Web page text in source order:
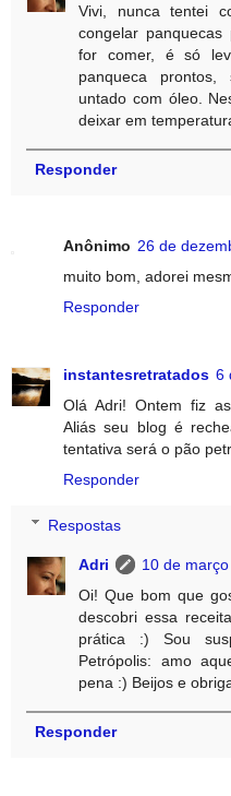
Vivi, nunca tentei
congelar
for comer, é só
panqueca
untado com óleo.
deixar em
Responder
Anônimo 26 de
muito bom, adorei
Responder
instantesretratados 6
Olá Adri! Ontem fiz
Aliás seu blog é
tentativa será o pão
Responder
Respostas
Adri
10 de
Oi! Que bom que
descobri essa
prática :) Sou
Petrópolis: amo
pena :) Beijos e
Responder